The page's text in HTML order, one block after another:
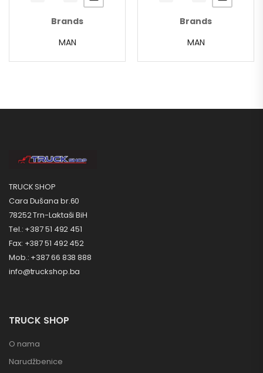
Brands
MAN
Brands
MAN
TRUCK SHOP
Cara Dušana br.60
78252 Trn-Laktaši BiH
Tel.: +387 51 492 451
Fax: +387 51 492 452
Mob.: +387 66 838 888
info@truckshop.ba
TRUCK SHOP
O nama
Narudžbenice